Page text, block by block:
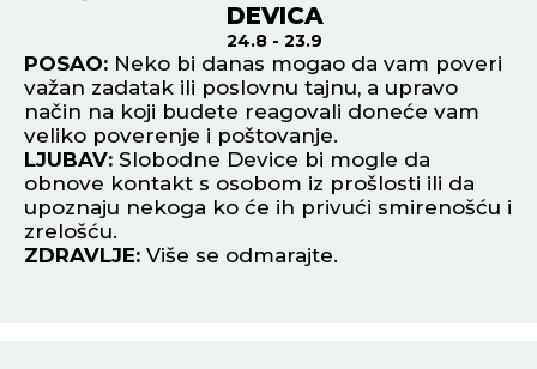
DEVICA
24.8 - 23.9
POSAO: Neko bi danas mogao da vam poveri
važan zadatak ili poslovnu tajnu, a upravo
način na koji budete reagovali doneće vam
veliko poverenje i poštovanje.
LJUBAV: Slobodne Device bi mogle da
obnove kontakt s osobom iz prošlosti ili da
upoznaju nekoga ko će ih privući smirenošću i
zrelošću.
ZDRAVLJE: Više se odmarajte.